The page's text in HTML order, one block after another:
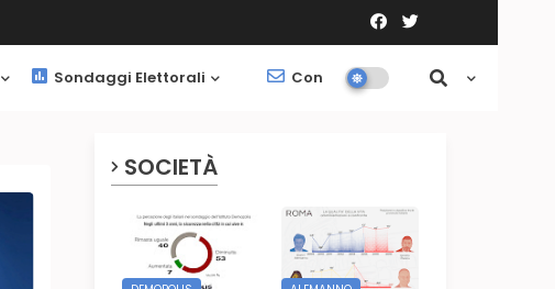
Sondaggi Elettorali Contatti Società
SOCIETÀ